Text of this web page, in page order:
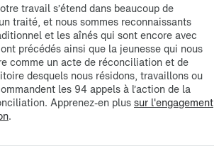
travail s’étend dans beaucoup de
traité, et nous sommes reconnaissants
et les aînés qui sont encore avec
précédés ainsi que la jeunesse qui nous
comme un acte de réconciliation et de
desquels nous résidons, travaillons ou
les 94 appels à l’action de la
Apprenez-en plussur l'engagement
.